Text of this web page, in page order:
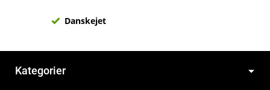
Danskejet
Kategorier